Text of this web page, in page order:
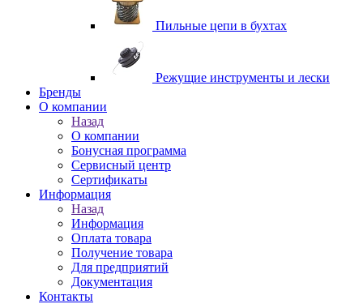
Пильные цепи в бухтах
Режущие инструменты и лески
Бренды
О компании
Назад
О компании
Бонусная программа
Сервисный центр
Сертификаты
Информация
Назад
Информация
Оплата товара
Получение товара
Для предприятий
Документация
Контакты